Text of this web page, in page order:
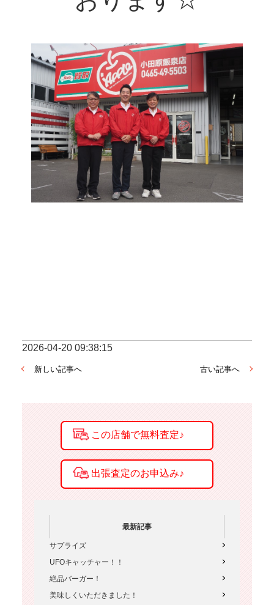
2026-04-20 09:38:15
新しい記事へ 古い記事へ
最新記事
サプライズ
UFOキャッチャー！！
絶品バーガー！
美味しくいただきました！